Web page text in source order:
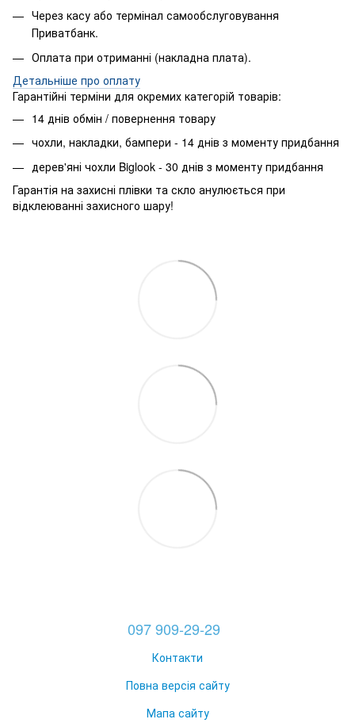
Через касу або термінал самообслуговування
Приватбанк.
Оплата при отриманні (накладна плата).
​Детальніше про оплату
Гарантійні терміни для окремих категорій товарів:
14 днів обмін / повернення товару
чохли, накладки, бампери - 14 днів з моменту придбання
дерев'яні чохли Biglook - 30 днів з моменту придбання
Гарантія на захисні плівки та скло анулюється при
відклеюванні захисного шару!
097 909-29-29
Контакти
Повна версія сайту
Мапа сайту